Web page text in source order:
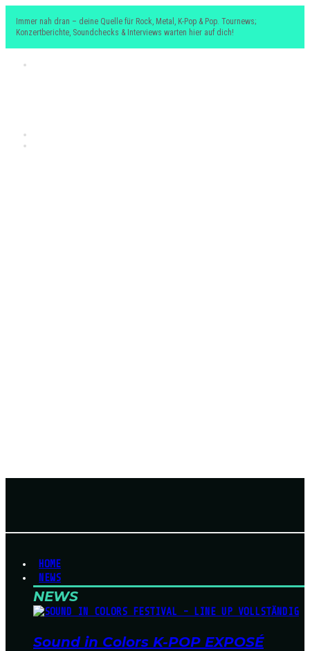
Immer nah dran – deine Quelle für Rock, Metal, K-Pop & Pop. Tournews;
Konzertberichte, Soundchecks & Interviews warten hier auf dich!
HOME
NEWS
NEWS
Sound in Colors K-POP EXPOSÉ